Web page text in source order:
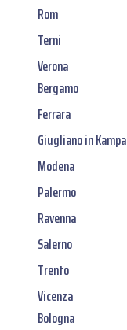
Rom
Terni
Verona
Bergamo
Ferrara
Giugliano in
Modena
Palermo
Ravenna
Salerno
Trento
Vicenza
Bologna